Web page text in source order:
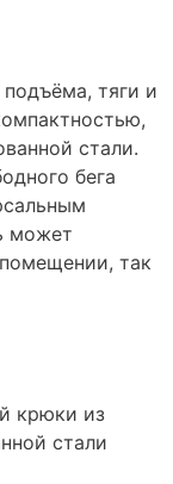
тяги и
стали.
бега
может
так
крюки из
стали